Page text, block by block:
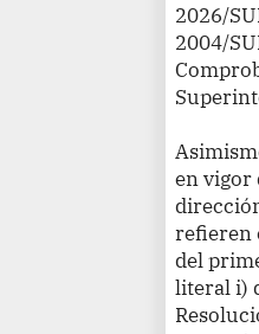
2026/
2004/
en vigor
refieren
del
literal i)